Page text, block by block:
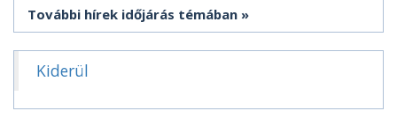
További hírek időjárás témában
Kiderül